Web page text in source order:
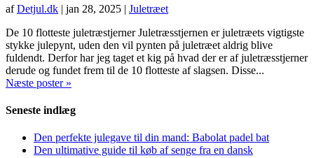
afDetjul.dk | jan 28, 2025 | Juletræet
De 10 flotteste juletræstjerner Juletræsstjernen er juletræets vigtigste
stykke julepynt, uden den vil pynten på juletræet aldrig blive
fuldendt. Derfor har jeg taget et kig på hvad der er af juletræsstjerner
derude og fundet frem til de 10 flotteste af slagsen. Disse...
Næste poster »
Seneste indlæg
Den perfekte julegave til din mand: Babolat padel bat
Den ultimative guide til køb af senge fra en dansk